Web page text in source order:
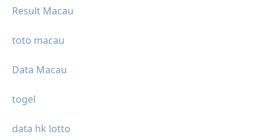
Result Macau
toto macau
Data Macau
togel
data hk lotto